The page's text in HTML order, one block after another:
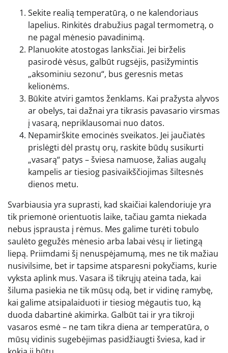
Sekite realią temperatūrą, o ne kalendoriaus
lapelius. Rinkitės drabužius pagal termometrą, o
ne pagal mėnesio pavadinimą.
Planuokite atostogas lanksčiai. Jei birželis
pasirodė vėsus, galbūt rugsėjis, pasižymintis
„aksominiu sezonu“, bus geresnis metas
kelionėms.
Būkite atviri gamtos ženklams. Kai pražysta alyvos
ar obelys, tai dažnai yra tikrasis pavasario virsmas
į vasarą, nepriklausomai nuo datos.
Nepamirškite emocinės sveikatos. Jei jaučiatės
prislėgti dėl prastų orų, raskite būdų susikurti
„vasarą“ patys – šviesa namuose, žalias augalų
kampelis ar tiesiog pasivaikščiojimas šiltesnės
dienos metu.
Svarbiausia yra suprasti, kad skaičiai kalendoriuje yra
tik priemonė orientuotis laike, tačiau gamta niekada
nebus įsprausta į rėmus. Mes galime turėti tobulo
saulėto gegužės mėnesio arba labai vėsų ir lietingą
liepą. Priimdami šį nenuspėjamumą, mes ne tik mažiau
nusivilsime, bet ir tapsime atsparesni pokyčiams, kurie
vyksta aplink mus. Vasara iš tikrųjų ateina tada, kai
šiluma pasiekia ne tik mūsų odą, bet ir vidinę ramybę,
kai galime atsipalaiduoti ir tiesiog mėgautis tuo, ką
duoda dabartinė akimirka. Galbūt tai ir yra tikroji
vasaros esmė – ne tam tikra diena ar temperatūra, o
mūsų vidinis sugebėjimas pasidžiaugti šviesa, kad ir